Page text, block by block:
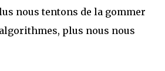
nous tentons de la gommer
plus nous nous